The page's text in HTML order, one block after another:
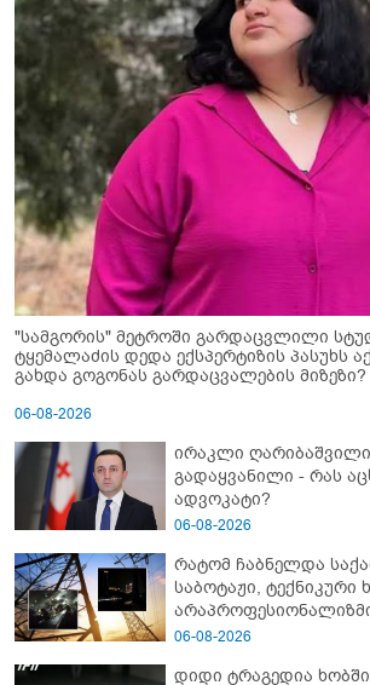
"სამგორის" მეტროში გარდაცვლილი
ტყემალაძის დედა ექსპერტიზის პასუხს
გახდა გოგონას გარდაცვალების მიზეზი?
06-08-2026
ირაკლი
გადაყვანილი - რას
ადვოკატი?
06-08-2026
რატომ ჩაბნელდა
საბოტაჟი, ტექნიკური
თვალჭრელიძის
06-08-2026
დიდი ტრაგედია